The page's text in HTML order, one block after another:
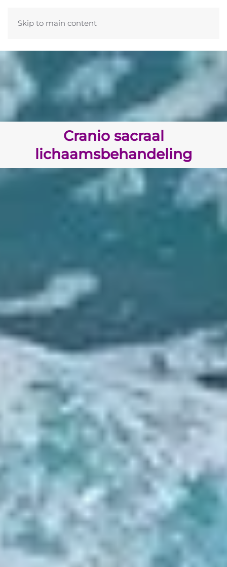
Skip to main content
Cranio sacraal
lichaamsbehandeling